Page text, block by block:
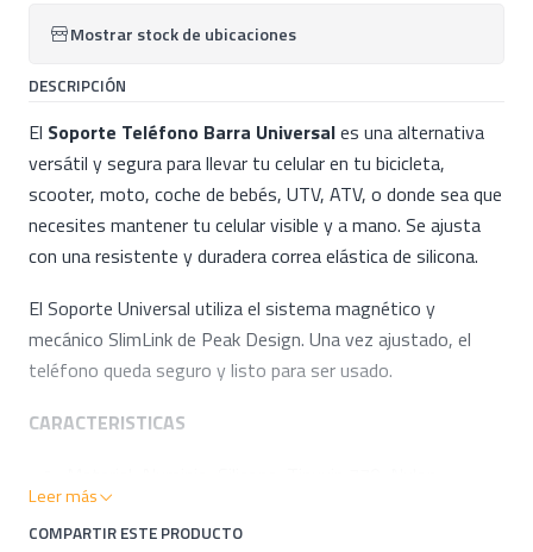
Mostrar stock de ubicaciones
DESCRIPCIÓN
El Soporte Teléfono Barra Universales una alternativa
versátil y segura para llevar tu celular en tu bicicleta,
scooter, moto, coche de bebés, UTV, ATV, o donde sea que
necesites mantener tu celular visible y a mano. Se ajusta
con una resistente y duradera correa elástica de silicona.
El Soporte Universal utiliza el sistema magnético y
mecánico SlimLink de Peak Design. Una vez ajustado, el
teléfono queda seguro y listo para ser usado.
CARACTERISTICAS
Polycarbonato, Imanes Neodymium.
Tamaño: 5,3 x 5,3 x 1,39 cm
Leer más
COMPARTIR ESTE PRODUCTO